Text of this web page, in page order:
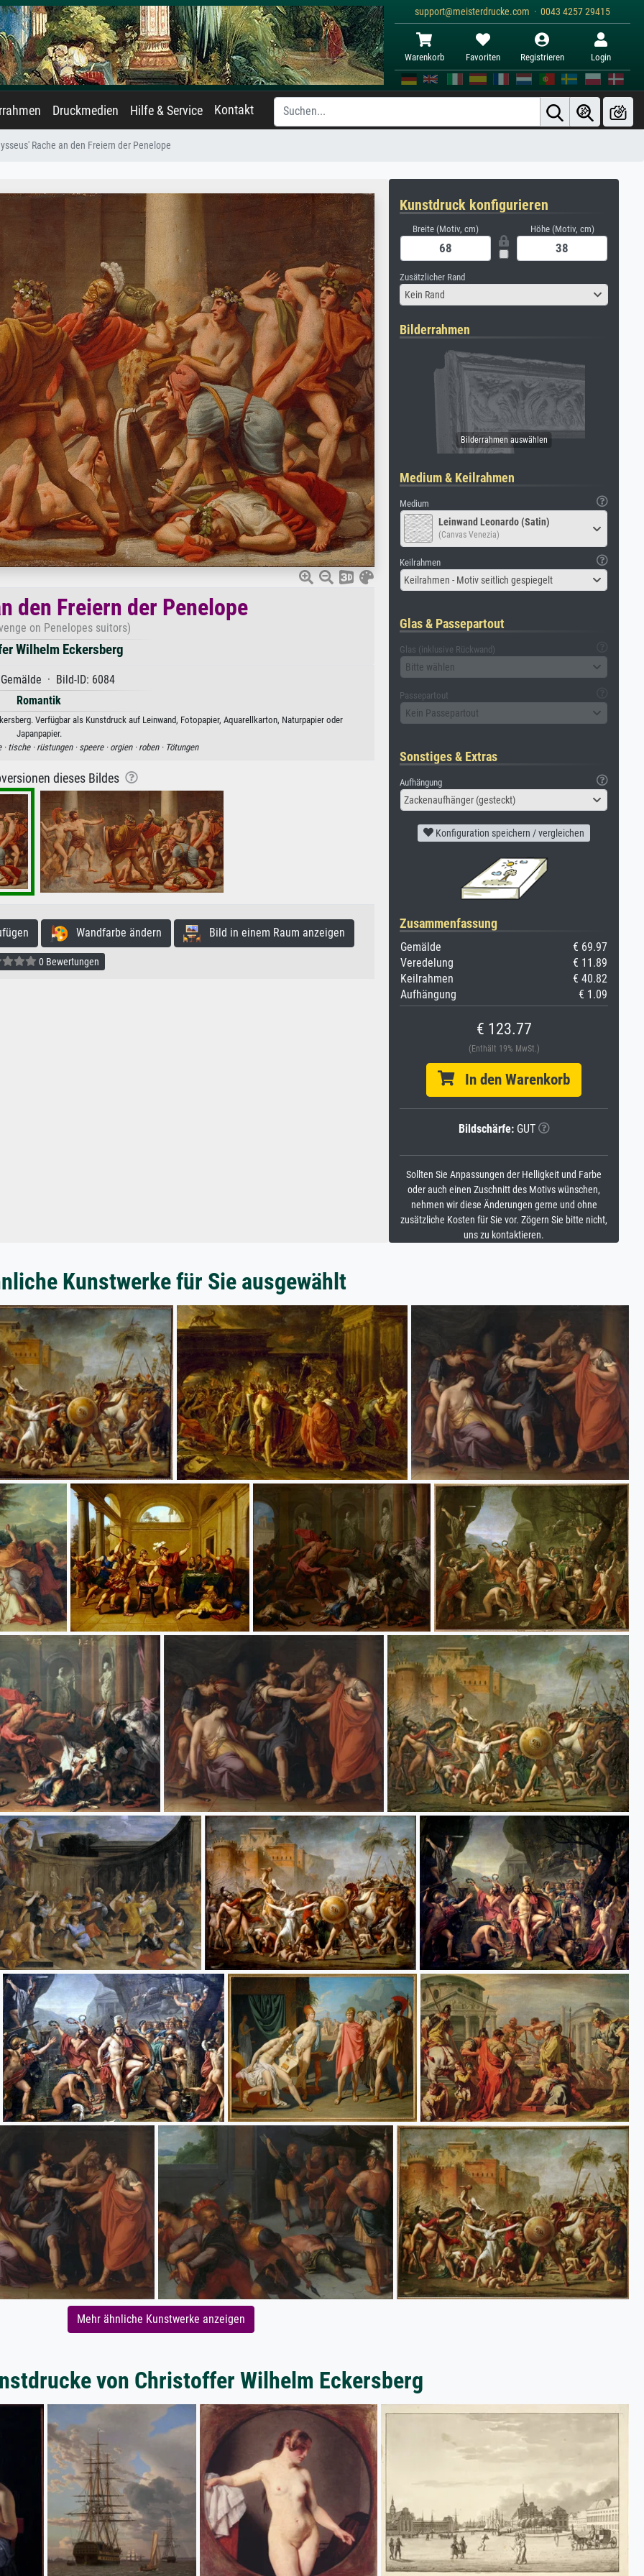
support@meisterdrucke.com · 0043 4257 29415
Warenkorb Favoriten Registrieren Login
Druckmedien Hilfe & Service Kontakt
Rache an den Freiern der Penelope
den Freiern der Penelope
on Penelopes suitors)
Wilhelm Eckersberg
· Bild-ID: 6084
Romantik
Verfügbar als Kunstdruck auf Leinwand, Fotopapier, Aquarellkarton, Naturpapier oder
Japanpapier.
· tische · rüstungen · speere · orgien · roben · Tötungen
dieses Bildes
Wandfarbe ändern Bild in einem Raum anzeigen
0 Bewertungen
Kunstdruck konfigurieren
Breite (Motiv, cm) Höhe (Motiv, cm)
Zusätzlicher Rand
Kein Rand
Bilderrahmen
Medium & Keilrahmen
Medium
Leinwand Leonardo (Satin)
(Canvas Venezia)
Keilrahmen
Keilrahmen - Motiv seitlich gespiegelt
Glas & Passepartout
Glas (inklusive Rückwand)
Bitte wählen
Passepartout
Kein Passepartout
Sonstiges & Extras
Aufhängung
Zackenaufhänger (gesteckt)
Konfiguration speichern / vergleichen
Zusammenfassung
Gemälde
€ 69.97
Veredelung
€ 11.89
Keilrahmen
€ 40.82
Aufhängung
€ 1.09
€ 123.77
(Enthält 19% MwSt.)
In den Warenkorb
Bildschärfe:GUT
Sollten Sie Anpassungen der Helligkeit und Farbe
oder auch einen Zuschnitt des Motivs wünschen,
nehmen wir diese Änderungen gerne und ohne
zusätzliche Kosten für Sie vor. Zögern Sie bitte nicht,
uns zu kontaktieren.
Kunstwerke für Sie ausgewählt
Mehr ähnliche Kunstwerke anzeigen
von Christoffer Wilhelm Eckersberg